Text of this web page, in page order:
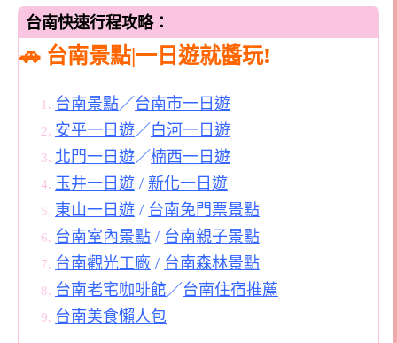
台南快速行程攻略：
🚗 台南景點|一日遊就醬玩!
台南景點／台南市一日遊
安平一日遊／白河一日遊
北門一日遊／楠西一日遊
玉井一日遊 / 新化一日遊
東山一日遊 / 台南免門票景點
台南室內景點 / 台南親子景點
台南觀光工廠 / 台南森林景點
台南老宅咖啡館 ／台南住宿推薦
台南美食懶人包